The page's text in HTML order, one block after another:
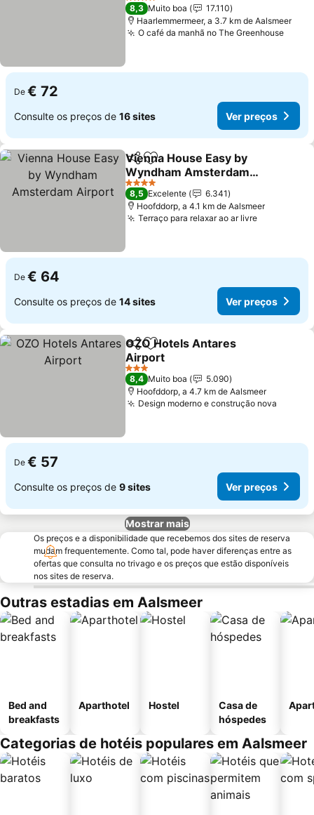
4 Estrelas
8,3 Muito boa
17.110
Haarlemmermeer, a 3.7 km de Aalsmeer
O café da manhã no The GreenhouseVer
De € 72
Consulte os preços de 16 sites Ver preços
PartilharAdicionar aos favoritos
Vienna House Easy by
Wyndham Amsterdam
Airport
Ver preços
4 Estrelas
8,5 Excelente
6.341
Hoofddorp, a 4.1 km de Aalsmeer
Terraço para relaxar ao ar livreVer preços
De € 64
Consulte os preços de 14 sites Ver preços
PartilharAdicionar aos favoritos
OZO Hotels Antares
Airport
Ver preços
3 Estrelas
8,4 Muito boa
5.090
Hoofddorp, a 4.7 km de Aalsmeer
Design moderno e construção nova
De € 57
Consulte os preços de 9 sites Ver preços
Mostrar mais
Os preços e a disponibilidade que recebemos dos sites de reserva
mudam frequentemente. Como tal, pode haver diferenças entre as
ofertas que consulta no trivago e os preços que estão disponíveis
nos sites de reserva.
Outras estadias em Aalsmeer
Bed and
breakfasts
Aparthotel Hostel
Casa de
hóspedes
Categorias de hotéis populares em Aalsmeer